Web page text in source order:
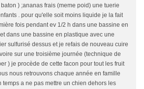
) ;ananas frais (meme poid) une tuerie
. pour qu'elle soit moins liquide je la fait
fois pendant ev 1/2 h dans une bassine en
dans une bassine en plastique avec une
sulfurisé dessus et je refais de nouveau cuire
sur une troisième journée (technique de
) je procède de cette facon pour tout les fruit
nous retrouvons chaque année en famille
temps a ne pas mettre un chien dehors les